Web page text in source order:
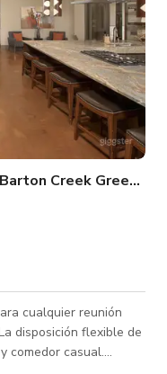
Creek Greenbelt
cualquier reunión
disposición flexible de
comedor casual.